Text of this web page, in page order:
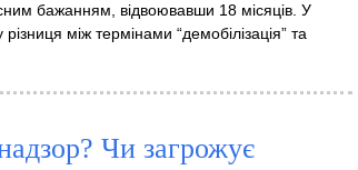
бажанням, відвоювавши 18 місяців. У
між термінами “демобілізація” та
Чи загрожує